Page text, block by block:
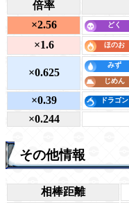
倍率
×2.56
×1.6
×0.625
×0.39
×0.244
その他情報
相棒距離